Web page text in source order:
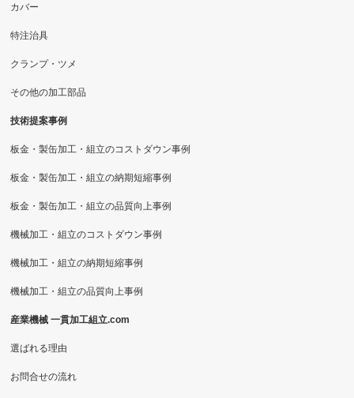
カバー
特注治具
クランプ・ツメ
その他の加工部品
技術提案事例
板金・製缶加工・組立のコストダウン事例
板金・製缶加工・組立の納期短縮事例
板金・製缶加工・組立の品質向上事例
機械加工・組立のコストダウン事例
機械加工・組立の納期短縮事例
機械加工・組立の品質向上事例
産業機械 一貫加工組立.com
選ばれる理由
お問合せの流れ